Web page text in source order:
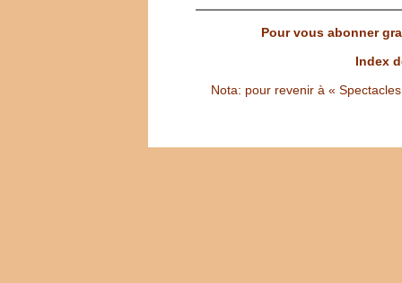
Pour vous abonner
Index
Nota: pour revenir à «